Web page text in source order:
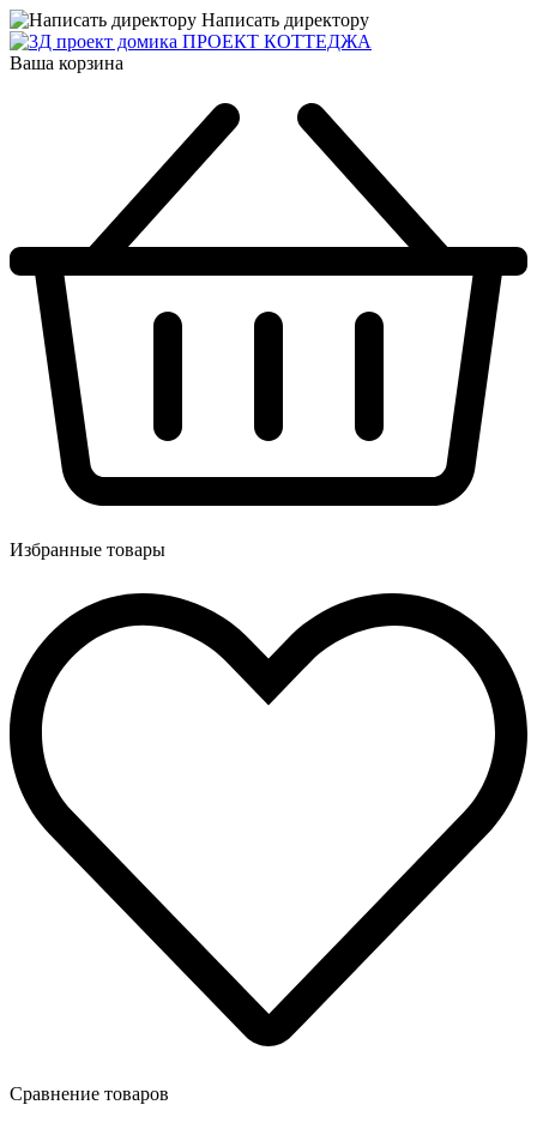
Написать директору
ПРОЕКТ КОТТЕДЖА
Ваша корзина
Избранные товары
Сравнение товаров